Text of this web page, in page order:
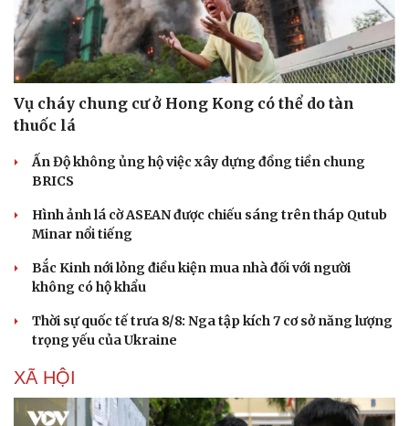
Doanh nghiệp
Thông tin doanh nghiệp
Doanh nhân
Vì cộng đồng
Trải nghiệm
Vụ cháy chung cư ở Hong Kong có thể do tàn
thuốc lá
Ấn Độ không ủng hộ việc xây dựng đồng tiền chung
BRICS
Hình ảnh lá cờ ASEAN được chiếu sáng trên tháp Qutub
Minar nổi tiếng
Bắc Kinh nới lỏng điều kiện mua nhà đối với người
không có hộ khẩu
Thời sự quốc tế trưa 8/8: Nga tập kích 7 cơ sở năng lượng
trọng yếu của Ukraine
XÃ HỘI